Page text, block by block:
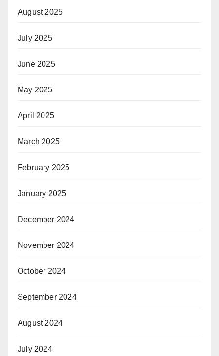
August 2025
July 2025
June 2025
May 2025
April 2025
March 2025
February 2025
January 2025
December 2024
November 2024
October 2024
September 2024
August 2024
July 2024